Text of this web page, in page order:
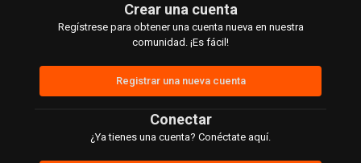
Crear una cuenta
Regístrese para obtener una cuenta nueva en nuestra
comunidad. ¡Es fácil!
Registrar una nueva cuenta
Conectar
¿Ya tienes una cuenta? Conéctate aquí.